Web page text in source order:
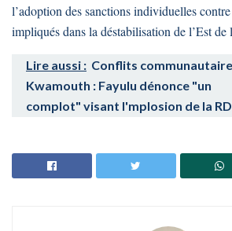
l’adoption des sanctions individuelles
impliqués dans la déstabilisation de l’Est
Lire aussi : Conflits
Kwamouth : Fayulu dénonce "un
complot" visant l'mplosion de la